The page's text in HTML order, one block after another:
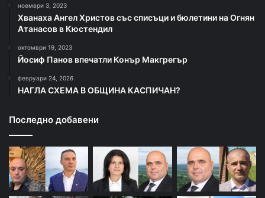
ноември 3, 2023
Хванаха Ангел Христов със списъци и бюлетини на Огнян
Атанасов в Кюстендил
октомври 19, 2023
Йосиф Панов впечатли Конър Макгрегър
февруари 24, 2026
НАГЛА СХЕМА В ОБЩИНА КАСПИЧАН?
Последно добавени